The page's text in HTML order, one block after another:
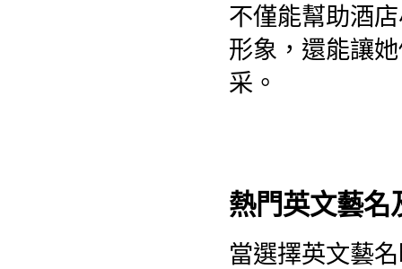
不僅能幫助酒
形象，還能讓
采。
熱門英文藝名
當選擇英文藝